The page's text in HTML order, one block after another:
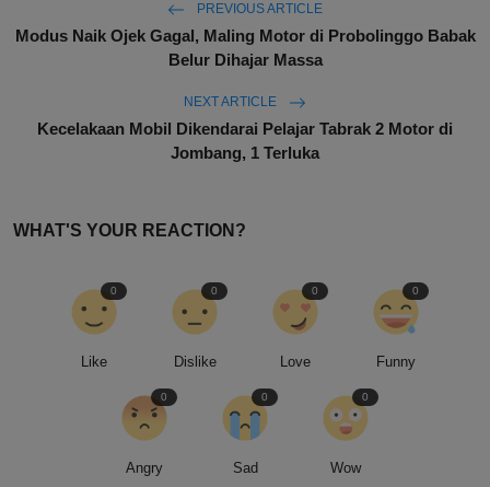
PREVIOUS ARTICLE
Modus Naik Ojek Gagal, Maling Motor di Probolinggo Babak
Belur Dihajar Massa
NEXT ARTICLE
Kecelakaan Mobil Dikendarai Pelajar Tabrak 2 Motor di
Jombang, 1 Terluka
WHAT'S YOUR REACTION?
Like
0
Dislike
0
Love
0
Funny
0
Angry
0
Sad
0
Wow
0